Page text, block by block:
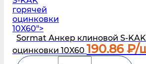
горячей
оцинковки
10X60">
Sormat Анкер клиновой
оцинковки 10X60 190.86₽/